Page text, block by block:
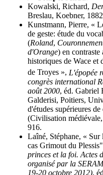
Kowalski, Richard,
Breslau, Koebner,
Kunstmann, Pierre, «
de geste: étude du
(Roland,
d'Orange) en
historiques de Wace et
de Troyes », L'épopée
congrès international
août 2000, éd. Gabriel
Galderisi, Poitiers,
d'études supérieures
(Civilisation
916.
Laîné, Stéphane, « Sur
cas Grimout du
princes et la foi. Actes
organisé par la
19-20 octobre 2012),